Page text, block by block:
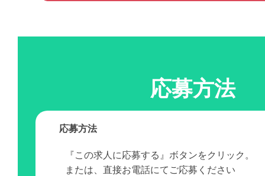
応募方法
応募方法
『この求人に応募する』ボタンをクリック。
または、直接お電話にてご応募ください